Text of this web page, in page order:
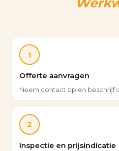
1
Offerte aanvragen
Neem contact op en beschrijf
2
Inspectie en prijsindicatie